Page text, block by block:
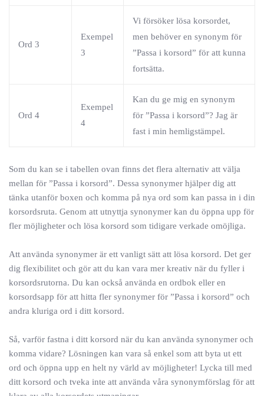
Ord 3
Exempel
3
Vi försöker lösa korsordet,
men behöver en synonym för
”Passa i korsord” för att kunna
fortsätta.
Ord 4
Exempel
4
Kan du ge mig en synonym
för ”Passa i korsord”? Jag är
fast i min hemligstämpel.
Som du kan se i tabellen ovan finns det flera alternativ att välja
mellan för ”Passa i korsord”. Dessa synonymer hjälper dig att
tänka utanför boxen och komma på nya ord som kan passa in i din
korsordsruta. Genom att utnyttja synonymer kan du öppna upp för
fler möjligheter och lösa korsord som tidigare verkade omöjliga.
Att använda synonymer är ett vanligt sätt att lösa korsord. Det ger
dig flexibilitet och gör att du kan vara mer kreativ när du fyller i
korsordsrutorna. Du kan också använda en ordbok eller en
korsordsapp för att hitta fler synonymer för ”Passa i korsord” och
andra kluriga ord i ditt korsord.
Så, varför fastna i ditt korsord när du kan använda synonymer och
komma vidare? Lösningen kan vara så enkel som att byta ut ett
ord och öppna upp en helt ny värld av möjligheter! Lycka till med
ditt korsord och tveka inte att använda våra synonymförslag för att